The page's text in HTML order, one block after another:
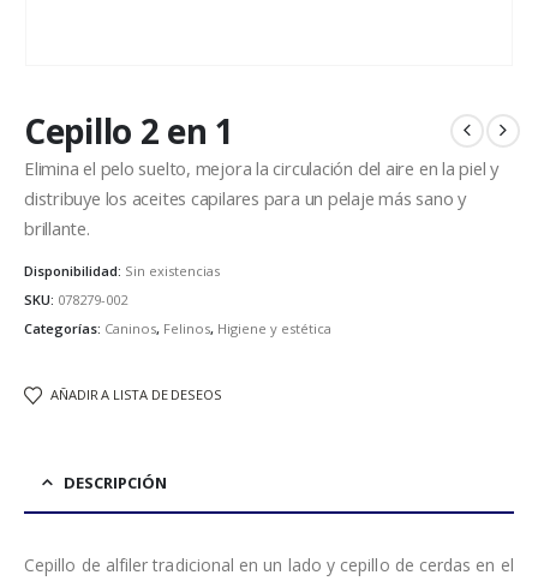
Cepillo 2 en 1
Elimina el pelo suelto, mejora la circulación del aire en la piel y
distribuye los aceites capilares para un pelaje más sano y
brillante.
Disponibilidad: Sin existencias
SKU: 078279-002
Categorías: Caninos, Felinos, Higiene y estética
AÑADIR A LISTA DE DESEOS
DESCRIPCIÓN
Cepillo de alfiler tradicional en un lado y cepillo de cerdas en el